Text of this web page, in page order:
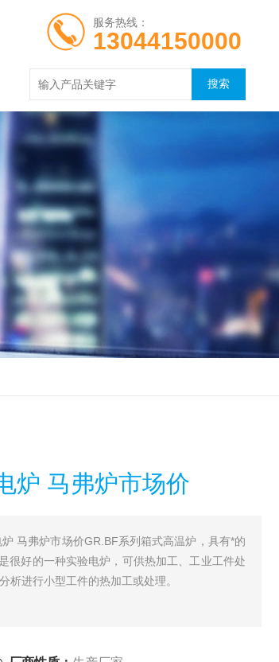
服务热线：
13044150000
炉 马弗炉市场价
马弗炉市场价GR.BF系列箱式高温炉，具有*的
很好的一种实验电炉，可供热加工、工业工件处
析进行小型工件的热加工或处理。